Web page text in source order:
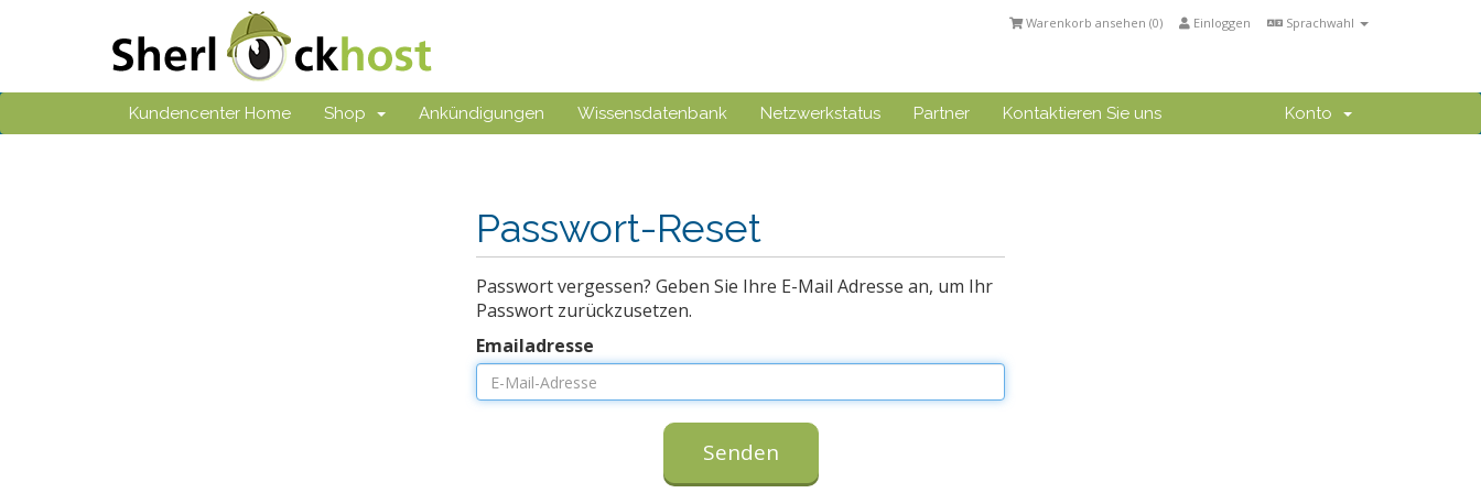
Sprachwahl
Einloggen
Warenkorb ansehen (0)
Kundencenter Home Shop Ankündigungen Wissensdatenbank Netzwerkstatus Partner Kontaktieren Sie uns Konto
Passwort-Reset
Passwort vergessen? Geben Sie Ihre E-Mail Adresse an, um Ihr
Passwort zurückzusetzen.
Emailadresse
Senden